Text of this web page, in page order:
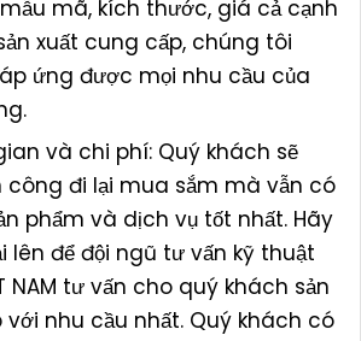
mã, kích thước, giá cả cạnh
xuất cung cấp, chúng tôi
ứng được mọi nhu cầu của
và chi phí: Quý khách sẽ
công đi lại mua sắm mà vẫn có
phẩm và dịch vụ tốt nhất. Hãy
lên để đội ngũ tư vấn kỹ thuật
NAM tư vấn cho quý khách sản
nhu cầu nhất. Quý khách có